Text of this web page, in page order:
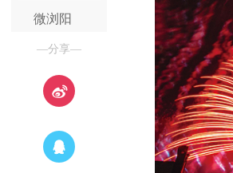
微浏阳
—分享—